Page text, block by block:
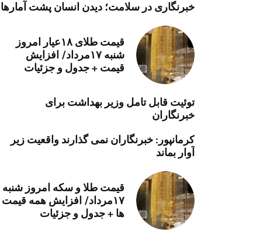
خبرنگاری در سلامت؛ دیدن انسان پشت آمارها
قیمت طلای ۱۸عیار امروز
شنبه ۱۷مرداد/ افزایش
قیمت + جدول و جزئیات
توئیت قابل تامل وزیر بهداشت برای
خبرنگاران
کرمانپور: خبرنگاران نمی گذارند واقعیت زیر
آوار بماند
قیمت طلا و سکه امروز شنبه
۱۷مرداد/ افزایش همه قیمت
ها + جدول و جزئیات